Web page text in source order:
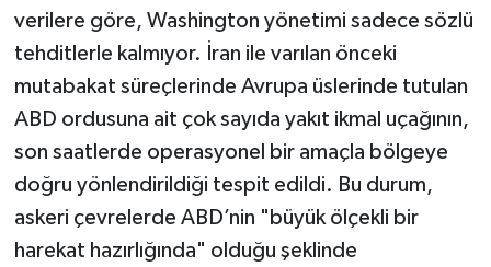
verilere göre, Washington yönetimi sadece sözlü
tehditlerle kalmıyor. İran ile varılan önceki
mutabakat süreçlerinde Avrupa üslerinde tutulan
ABD ordusuna ait çok sayıda yakıt ikmal uçağının,
son saatlerde operasyonel bir amaçla bölgeye
doğru yönlendirildiği tespit edildi. Bu durum,
askeri çevrelerde ABD’nin "büyük ölçekli bir
harekat hazırlığında" olduğu şeklinde